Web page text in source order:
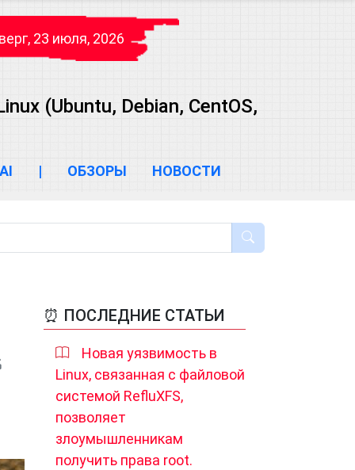
23 июля, 2026
(Ubuntu, Debian, CentOS,
AI | ОБЗОРЫ НОВОСТИ
⏰ ПОСЛЕДНИЕ СТАТЬИ
Новая уязвимость в
Linux, связанная с файловой
системой RefluXFS,
позволяет
злоумышленникам
получить права root.